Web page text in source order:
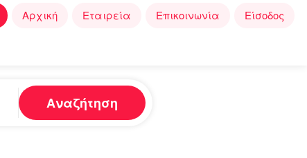
Αρχική Εταιρεία Επικοινωνία Είσοδος
Αναζήτηση